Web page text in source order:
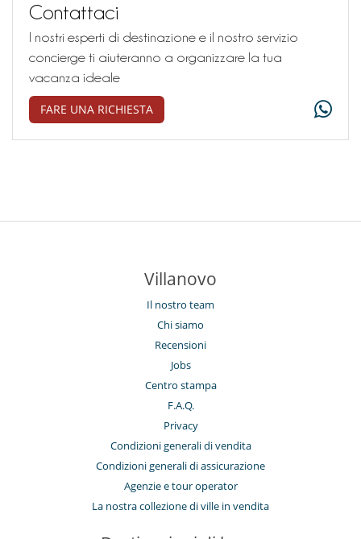
Contattaci
I nostri esperti di destinazione e il nostro servizio
concierge ti aiuteranno a organizzare la tua
vacanza ideale
FARE UNA RICHIESTA
Villanovo
Il nostro team
Chi siamo
Recensioni
Jobs
Centro stampa
F.A.Q.
Privacy
Condizioni generali di vendita
Condizioni generali di assicurazione
Agenzie e tour operator
La nostra collezione di ville in vendita